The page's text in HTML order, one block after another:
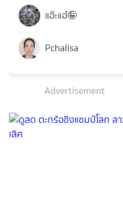
แอ๊ะแอ๋🤪
Pchalisa
Advertisement